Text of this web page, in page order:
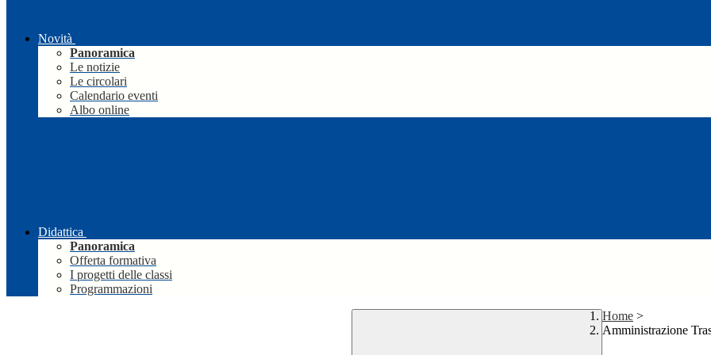
Novità
Panoramica
Le notizie
Le circolari
Calendario eventi
Albo online
Didattica
Panoramica
Offerta formativa
I progetti delle classi
Programmazioni
Home >
Amministrazione